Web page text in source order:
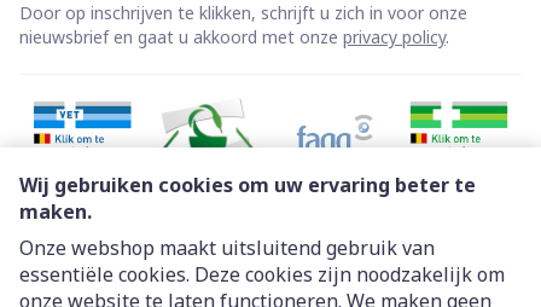
Wij gebruiken cookies om uw ervaring beter te
maken.
Onze webshop maakt uitsluitend gebruik van
essentiële cookies. Deze cookies zijn noodzakelijk om
onze website te laten functioneren. We maken geen
Door op inschrijven te klikken, schrijft u zich in voor onze
nieuwsbrief en gaat u akkoord met onze privacy policy.
Juridische links